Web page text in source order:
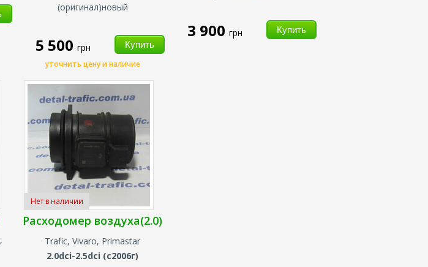
(оригинал)новый
5 500 грн
уточнить цену и наличие
3 900 грн
Нет в наличии
Расходомер воздуха(2.0)
Trafic, Vivaro, Primastar
2.0dci-2.5dci (с2006г)